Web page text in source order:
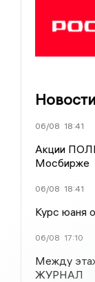
06/08 18:41
Акции
Мосбирже
06/08 18:41
Курс юаня
06/08 17:10
Между
ЖУРНАЛ